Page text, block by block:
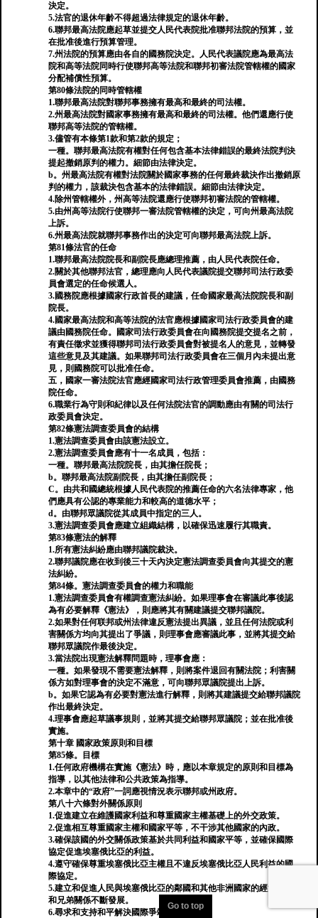
決定。
5.法官的退休年齡不得超過法律規定的退休年齡。
6.聯邦最高法院應起草並提交人民代表院批准聯邦法院的預算，並
在批准後進行預算管理。
7.州法院的預算應由各自的國務院決定。人民代表議院應為最高法
院和高等法院同時行使聯邦高等法院和聯邦初審法院管轄權的國家
分配補償性預算。
第80條法院的同時管轄權
1.聯邦最高法院對聯邦事務擁有最高和最終的司法權。
2.州最高法院對國家事務擁有最高和最終的司法權。他們還應行使
聯邦高等法院的管轄權。
3.儘管有本條第1款和第2款的規定；
一種。聯邦最高法院有權對任何包含基本法律錯誤的最終法院判決
提起撤銷原判的權力。細節由法律決定。
b。州最高法院有權對法院關於國家事務的任何最終裁決作出撤銷原
判的權力，該裁決包含基本的法律錯誤。細節由法律決定。
4.除州管轄權外，州高等法院還應行使聯邦初審法院的管轄權。
5.由州高等法院行使聯邦一審法院管轄權的決定，可向州最高法院
上訴。
6.州最高法院就聯邦事務作出的決定可向聯邦最高法院上訴。
第81條法官的任命
1.聯邦最高法院院長和副院長應總理推薦，由人民代表院任命。
2.關於其他聯邦法官，總理應向人民代表議院提交聯邦司法行政委
員會選定的任命候選人。
3.國務院應根據國家行政首長的建議，任命國家最高法院院長和副
院長。
4.國家最高法院和高等法院的法官應根據國家司法行政委員會的建
議由國務院任命。國家司法行政委員會在向國務院提交提名之前，
有責任徵求並獲得聯邦司法行政委員會對被提名人的意見，並轉發
這些意見及其建議。如果聯邦司法行政委員會在三個月內未提出意
見，則國務院可以批准任命。
五，國家一審法院法官應經國家司法行政管理委員會推薦，由國務
院任命。
6.職業行為守則和紀律以及任何法院法官的調動應由有關的司法行
政委員會決定。
第82條憲法調查委員會的結構
1.憲法調查委員會由該憲法設立。
2.憲法調查委員會應有十一名成員，包括：
一種。聯邦最高法院院長，由其擔任院長；
b。聯邦最高法院副院長，由其擔任副院長；
C。由共和國總統根據人民代表院的推薦任命的六名法律專家，他
們應具有公認的專業能力和較高的道德水平；
d。由聯邦眾議院從其成員中指定的三人。
3.憲法調查委員會應建立組織結構，以確保迅速履行其職責。
第83條憲法的解釋
1.所有憲法糾紛應由聯邦議院裁決。
2.聯邦議院應在收到後三十天內決定憲法調查委員會向其提交的憲
法糾紛。
第84條。憲法調查委員會的權力和職能
1.憲法調查委員會有權調查憲法糾紛。如果理事會在審議此事後認
為有必要解釋《憲法》，則應將其有關建議提交聯邦議院。
2.如果對任何联邦或州法律違反憲法提出異議，並且任何法院或利
害關係方均向其提出了爭議，則理事會應審議此事，並將其提交給
聯邦眾議院作最後決定。
3.當法院出現憲法解釋問題時，理事會應：
一種。如果發現不需要憲法解釋，則將案件退回有關法院；利害關
係方如對理事會的決定不滿意，可向聯邦眾議院提出上訴。
b。如果它認為有必要對憲法進行解釋，則將其建議提交給聯邦議院
作出最終決定。
4.理事會應起草議事規則，並將其提交給聯邦眾議院；並在批准後
實施。
第十章 國家政策原則和目標
第85條。目標
1.任何政府機構在實施《憲法》時，應以本章規定的原則和目標為
指導，以其他法律和公共政策為指導。
2.本章中的“政府”一詞應視情況表示聯邦或州政府。
第八十六條對外關係原則
1.促進建立在維護國家利益和尊重國家主權基礎上的外交政策。
2.促進相互尊重國家主權和國家平等，不干涉其他國家的內政。
3.確保該國的外交關係政策基於共同利益和國家平等，並確保國際
協定促進埃塞俄比亞的利益。
4.遵守確保尊重埃塞俄比亞主權且不違反埃塞俄比亞人民利益的國
際協定。
5.建立和促進人民與埃塞俄比亞的鄰國和其他非洲國家的經濟聯盟
和兄弟關係不斷發展。
6.尋求和支持和平解決國際爭端。
Go to top